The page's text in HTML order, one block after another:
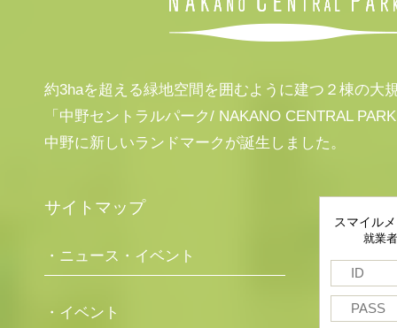
約3haを超える緑地空間を囲むように建つ２棟の大
「中野セントラルパーク/ NAKANO CENTRAL
中野に新しいランドマークが誕生しました。
サイトマップ
・ニュース・イベント
・イベント
スマイル
就業